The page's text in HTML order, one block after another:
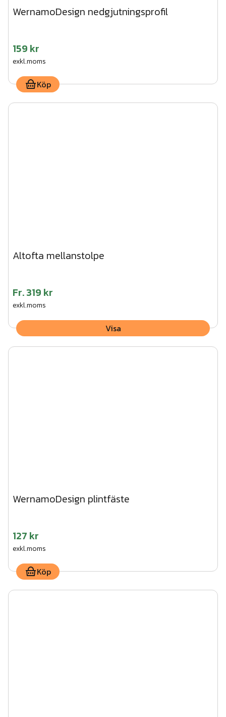
WernamoDesign nedgjutningsprofil
159 kr
exkl.moms
Köp
Altofta mellanstolpe
Fr.319 kr
exkl.moms
Visa
WernamoDesign plintfäste
127 kr
exkl.moms
Köp